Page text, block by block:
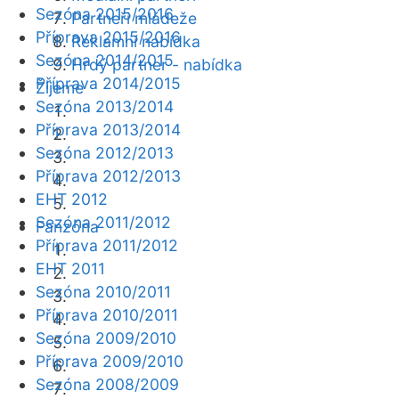
Partneři mládeže
Reklamní nabídka
Hrdý partner - nabídka
Žijeme
Fanzóna
Sezóna 2015/2016
Příprava 2015/2016
Sezóna 2014/2015
Příprava 2014/2015
Sezóna 2013/2014
Příprava 2013/2014
Sezóna 2012/2013
Příprava 2012/2013
EHT 2012
Sezóna 2011/2012
Příprava 2011/2012
EHT 2011
Sezóna 2010/2011
Příprava 2010/2011
Sezóna 2009/2010
Příprava 2009/2010
Sezóna 2008/2009